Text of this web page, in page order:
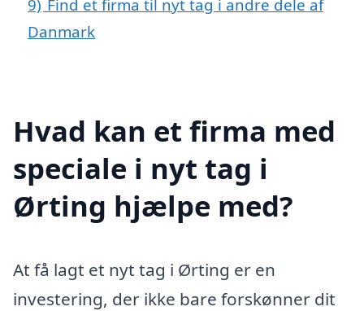
9) Find et firma til nyt tag i andre dele af
Danmark
Hvad kan et firma med
speciale i nyt tag i
Ørting hjælpe med?
At få lagt et nyt tag i Ørting er en
investering, der ikke bare forskønner dit